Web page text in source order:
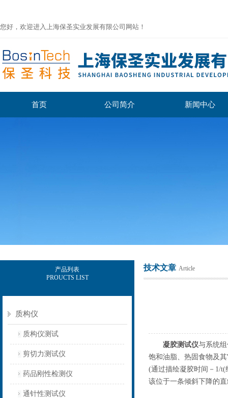
您好，欢迎进入上海保圣实业发展有限公司网站！
首页 公司简介 新闻中心
产品列表
PROUCTS LIST
质构仪
质构仪测试
剪切力测试仪
药品刚性检测仪
通针性测试仪
技术文章 Article
凝胶测试仪与系统
饱和油脂、热固食物及
(通过描绘凝胶时间－1/
该位于一条倾斜下降的